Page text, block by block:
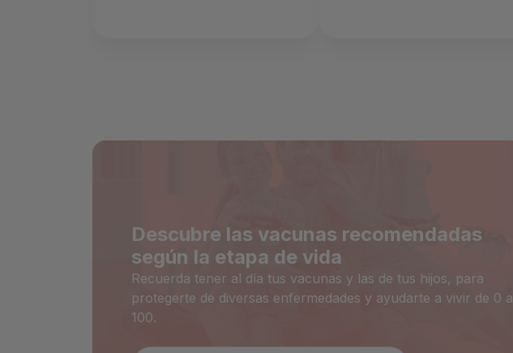
Descubre las vacunas recomendadas
según la etapa de vida
Recuerda tener al día tus vacunas y las de tus hijos, para
protegerte de diversas enfermedades y ayudarte a vivir de 0 a
100.